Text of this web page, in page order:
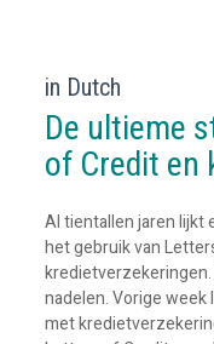
in Dutch
De ultieme
of Credit en
Al tientallen jaren lijkt
het gebruik van
nadelen. Vorige week
met